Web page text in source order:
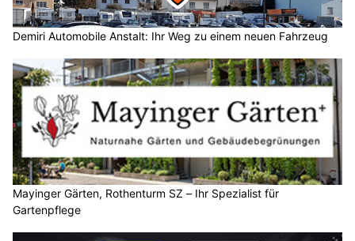
Demiri Automobile Anstalt: Ihr Weg zu einem neuen Fahrzeug
Mayinger Gärten, Rothenturm SZ – Ihr Spezialist für
Gartenpflege